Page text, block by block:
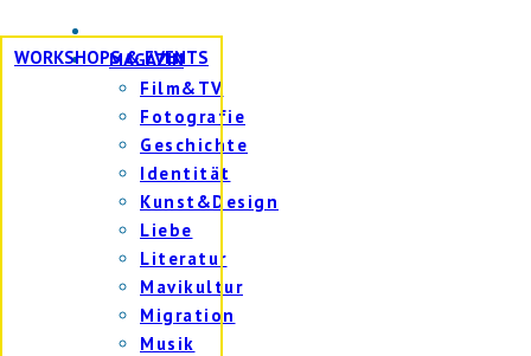
WORKSHOPS & EVENTS
MAGAZIN
Film&TV
Fotografie
Geschichte
Identität
Kunst&Design
Liebe
Literatur
Mavikultur
Migration
Musik